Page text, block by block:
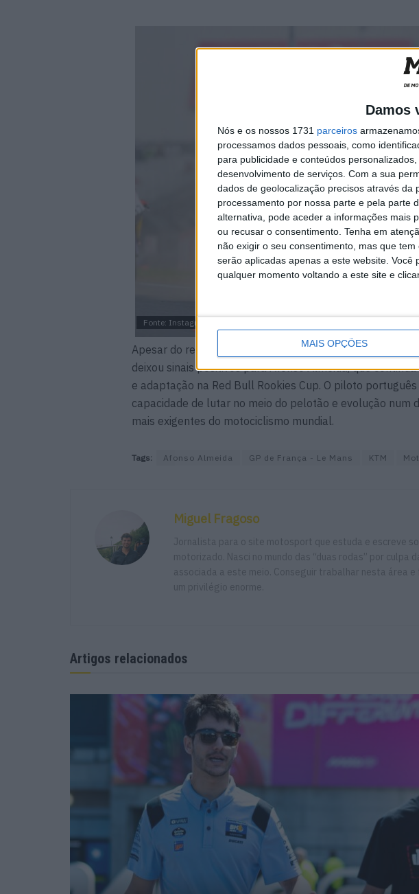
Damos
Nós e os nossos 1731 parceiros
processamos dados pessoais, como
para publicidade e conteúdos
desenvolvimento de serviços. Com a sua
dados de geolocalização precisos através
processamento por nossa parte e pela parte
alternativa, pode aceder a informações mais
ou recusar o consentimento. Tenha em
não exigir o seu consentimento, mas que
serão aplicadas apenas a este website.
qualquer momento voltando a este site e
MAIS OPÇÕES
Fonte: Instagram/ afonso.almeida10
Apesar do resultado final ficar aquém daquilo que
deixou sinais positivos para Afonso Almeida, que
e adaptação na Red Bull Rookies Cup. O piloto
capacidade de lutar no meio do pelotão e evolução num
mais exigentes do motociclismo mundial.
Tags: Afonso Almeida GP de França - Le Mans KTM
Miguel Fragoso
Jornalista para o site motosport que estuda e escreve
motorizado. Nasci no mundo das “duas rodas” por culpa
associada a este meio. Conseguir trabalhar nesta área
um privilégio enorme.
Artigos relacionados